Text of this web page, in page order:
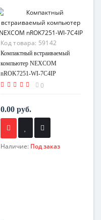
Код товара: 59142
Компактный встраиваемый
компьютер NEXCOM
nROK7251-WI-7C4IP
0
0.00 руб.
Наличие: Под заказ